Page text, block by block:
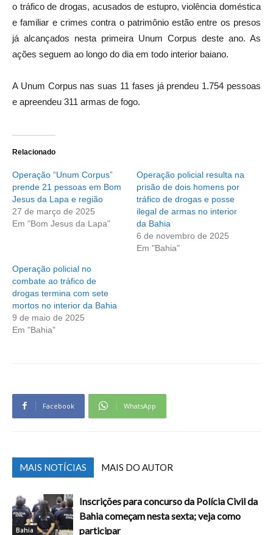
o tráfico de drogas, acusados de estupro, violência doméstica
e familiar e crimes contra o patrimônio estão entre os presos
já alcançados nesta primeira Unum Corpus deste ano. As
ações seguem ao longo do dia em todo interior baiano.
A Unum Corpus nas suas 11 fases já prendeu 1.754 pessoas
e apreendeu 311 armas de fogo.
Relacionado
Operação “Unum Corpus”
prende 21 pessoas em Bom
Jesus da Lapa e região
27 de março de 2025
Em "Bom Jesus da Lapa"
Operação policial resulta na
prisão de dois homens por
tráfico de drogas e posse
ilegal de armas no interior
da Bahia
6 de novembro de 2025
Em "Bahia"
Operação policial no
combate ao tráfico de
drogas termina com sete
mortos no interior da Bahia
9 de maio de 2025
Em "Bahia"
Facebook WhatsApp
MAIS NOTÍCIAS MAIS DO AUTOR
Bahia
Inscrições para concurso da Polícia Civil da
Bahia começam nesta sexta; veja como
participar